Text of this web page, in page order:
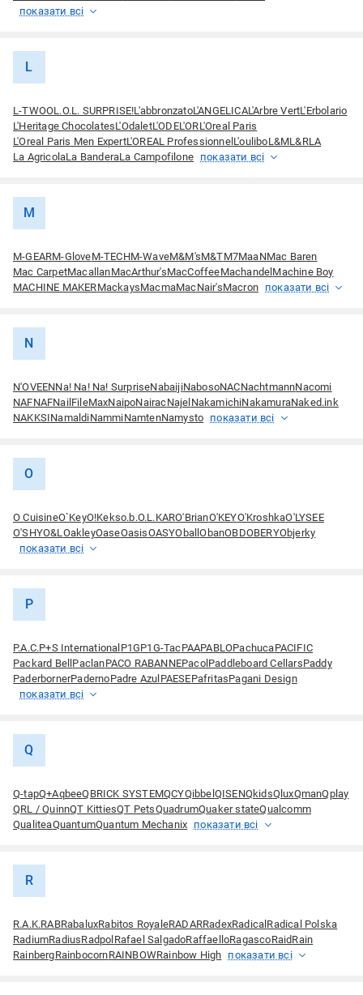
показати всі
L
L-TWOOL.O.L. SURPRISE!L'abbronzatoL'ANGELICAL'Arbre VertL'Erbolario
L'Heritage ChocolatesL'OdaletL'ODEL'ORL'Oreal Paris
L'Oreal Paris Men ExpertL'OREAL Professionnel L'ouliboL&ML&RLA
La AgricolaLa BanderaLa Campofilone показати всі
M
M-GEARM-GloveM-TECHM-WaveM&M'sM&TM7MaaNMac Baren
Mac CarpetMacallanMacArthur'sMacCoffeeMachandel Machine Boy
MACHINE MAKERMackaysMacmaMacNair'sMacron показати всі
N
N'OVEENNa! Na! Na! SurpriseNabaijiNabosoNACNachtmannNacomi
NAFNAFNailFileMaxNaipoNairacNajel NakamichiNakamuraNaked.ink
NAKKSINamaldiNammiNamtenNamysto показати всі
O
O CuisineO`KeyO!Kekso.b.O.L.KARO'BrianO'KEYO'KroshkaO'LYSEE
O'SHYO&LOakleyOaseOasisOASYOballObanOBDOBERYObjerky
показати всі
P
P.A.C.P+S International P1GP1G-TacPAAPABLOPachucaPACIFIC
Packard Bell PaclanPACO RABANNEPacol Paddleboard CellarsPaddy
PaderbornerPadernoPadre Azul PAESEPafritasPagani Design
показати всі
Q
Q-tapQ+AqbeeQBRICK SYSTEMQCYQibbel QISENQkidsQluxQmanQplay
QRL / QuinnQT KittiesQT PetsQuadrumQuaker stateQualcomm
QualiteaQuantumQuantum Mechanix показати всі
R
R.A.K.RABRabaluxRabitos RoyaleRADARRadexRadical Radical Polska
RadiumRadiusRadpol Rafael SalgadoRaffaelloRagascoRaidRain
RainbergRainbocornRAINBOWRainbow High показати всі